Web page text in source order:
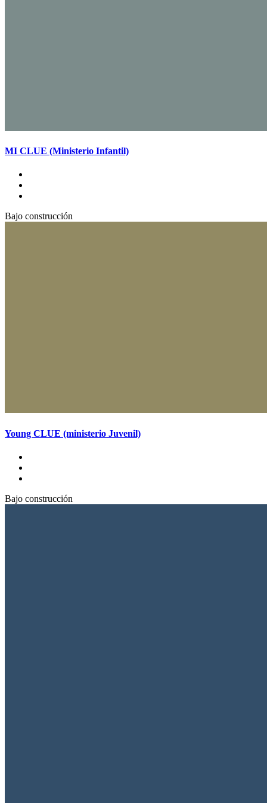
MI CLUE (Ministerio Infantil)
Bajo construcción
Young CLUE (ministerio Juvenil)
Bajo construcción